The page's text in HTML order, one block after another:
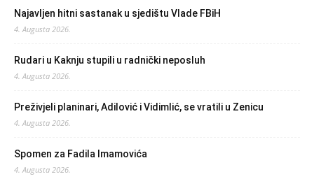
Najavljen hitni sastanak u sjedištu Vlade FBiH
4. Augusta 2026.
Rudari u Kaknju stupili u radnički neposluh
4. Augusta 2026.
Preživjeli planinari, Adilović i Vidimlić, se vratili u Zenicu
4. Augusta 2026.
Spomen za Fadila Imamovića
4. Augusta 2026.